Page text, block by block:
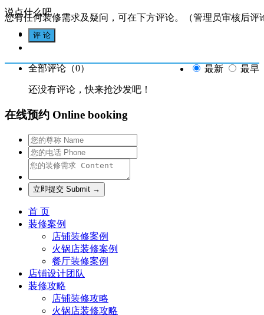
您有任何装修需求及疑问，可在下方评论。（管理员审核后评
说点什么吧
全部评论（0） 最新 最早
还没有评论，快来抢沙发吧！
在线预约 Online booking
首 页
装修案例
店铺装修案例
火锅店装修案例
餐厅装修案例
店铺设计团队
装修攻略
店铺装修攻略
火锅店装修攻略